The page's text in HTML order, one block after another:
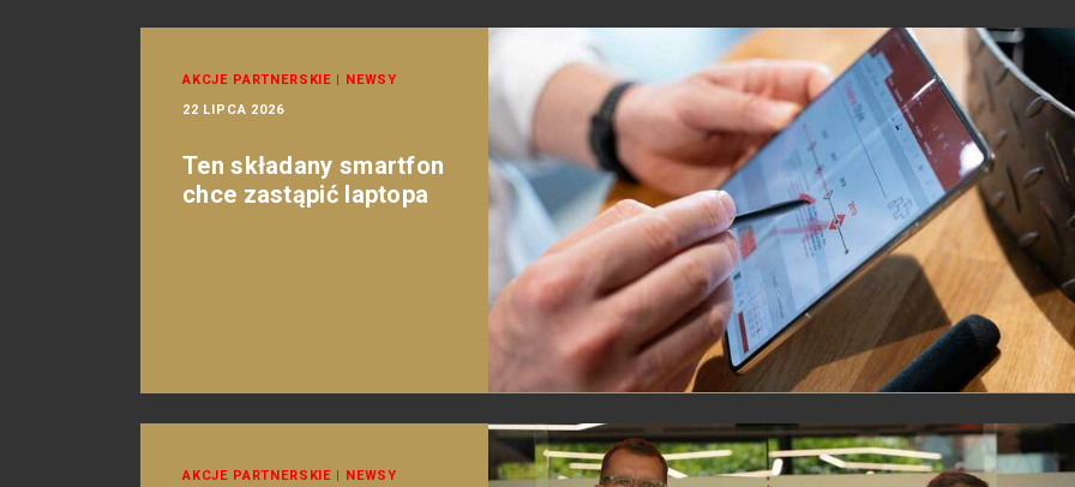
AKCJE PARTNERSKIE | NEWSY
22 LIPCA 2026
Ten składany smartfon
chce zastąpić laptopa
AKCJE PARTNERSKIE | NEWSY